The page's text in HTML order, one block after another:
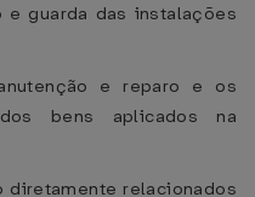
e guarda das instalações
e reparo e os
bens aplicados na
diretamente relacionados